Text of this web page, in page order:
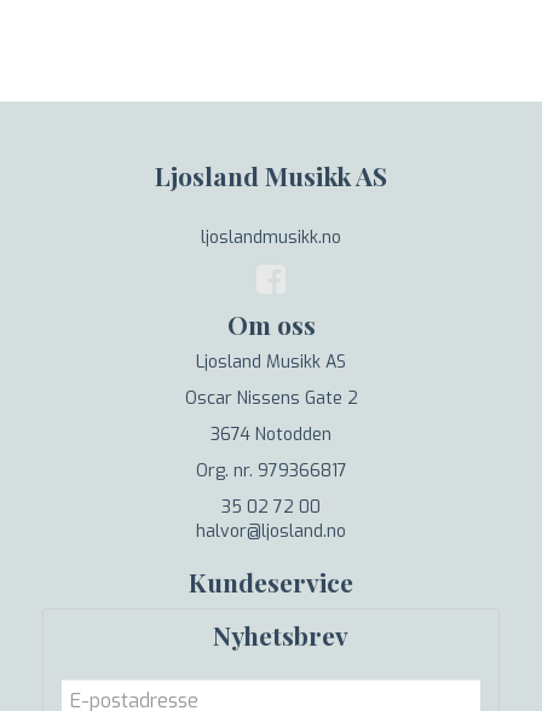
Ljosland Musikk AS
ljoslandmusikk.no
Om oss
Ljosland Musikk AS
Oscar Nissens Gate 2
3674 Notodden
Org. nr. 979366817
35 02 72 00
halvor@ljosland.no
Kundeservice
Nyhetsbrev